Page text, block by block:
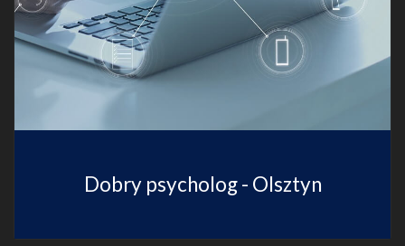
Dobry psycholog - Olsztyn